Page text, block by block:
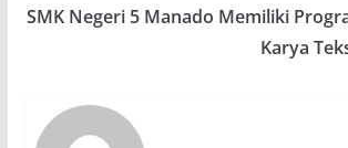
SMK Negeri 5 Manado Memiliki
Karya